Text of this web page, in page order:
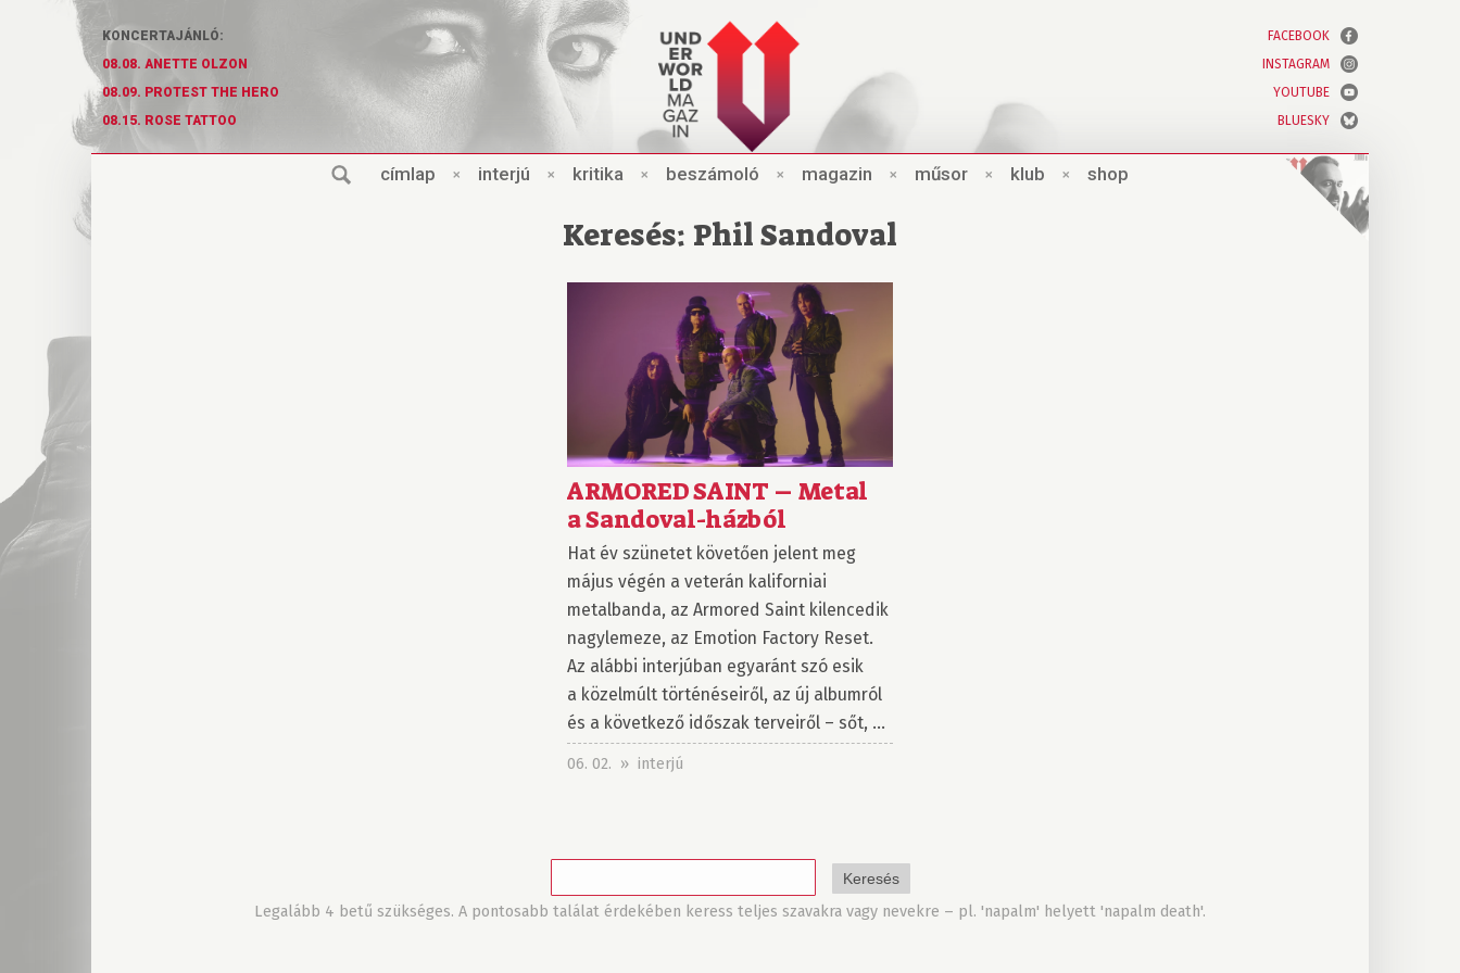
KONCERTAJÁNLÓ:
08.08. ANETTE OLZON
08.09. PROTEST THE HERO
08.15. ROSE TATTOO
FACEBOOK
INSTAGRAM
YOUTUBE
BLUESKY
címlap × interjú × kritika × beszámoló × magazin × műsor × klub × shop
Keresés: Phil Sandoval
ARMORED SAINT – Metal
a Sandoval-házból
Hat év szünetet követően jelent meg
május végén a veterán kaliforniai
metalbanda, az Armored Saint kilencedik
nagylemeze, az Emotion Factory Reset.
Az alábbi interjúban egyaránt szó esik
a közelmúlt történéseiről, az új albumról
és a következő időszak terveiről – sőt, ...
06. 02. » interjú
Legalább 4 betű szükséges. A pontosabb találat érdekében keress teljes szavakra vagy nevekre – pl. 'napalm' helyett 'napalm death'.